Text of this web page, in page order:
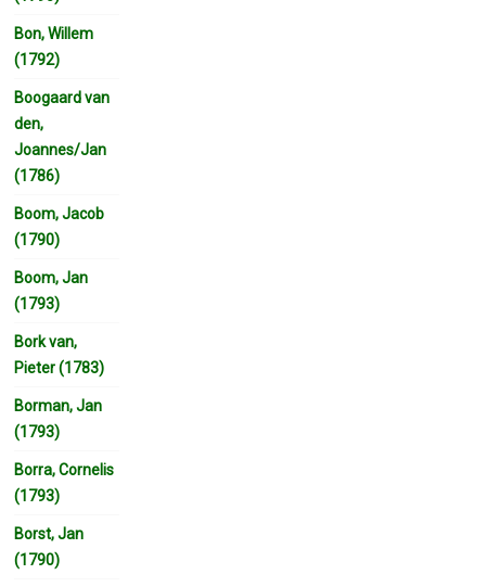
Bon, Willem
(1792)
Boogaard van
den,
Joannes/Jan
(1786)
Boom, Jacob
(1790)
Boom, Jan
(1793)
Bork van,
Pieter (1783)
Borman, Jan
(1793)
Borra, Cornelis
(1793)
Borst, Jan
(1790)